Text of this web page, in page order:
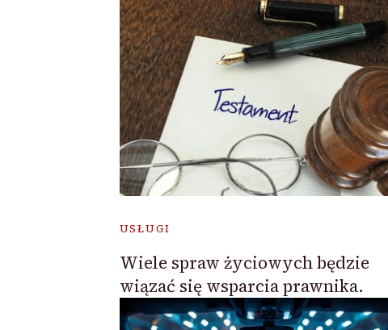
USŁUGI
Wiele spraw życiowych będzie
wiązać się wsparcia prawnika.